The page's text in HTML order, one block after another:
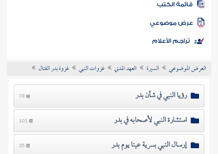
المكتبة
الكتب
موضوعي
تراجم الأعلام
العرض الموضوعي السيرة العهد المدني غزوات النبي غزوة بدر القتال
رؤيا النبي في شأن بدر 78
استشارة النبي لأصحابه في بدر 101
إرسال النبي بسرية عينا يوم بدر 35